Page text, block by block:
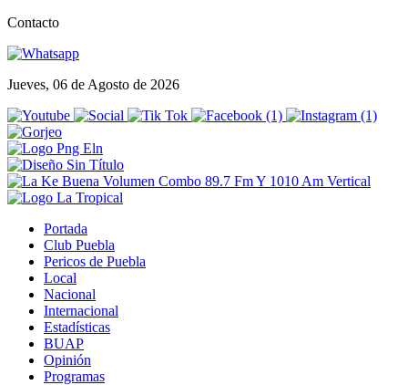
Contacto
Jueves, 06 de Agosto de 2026
Portada
Club Puebla
Pericos de Puebla
Local
Nacional
Internacional
Estadísticas
BUAP
Opinión
Programas